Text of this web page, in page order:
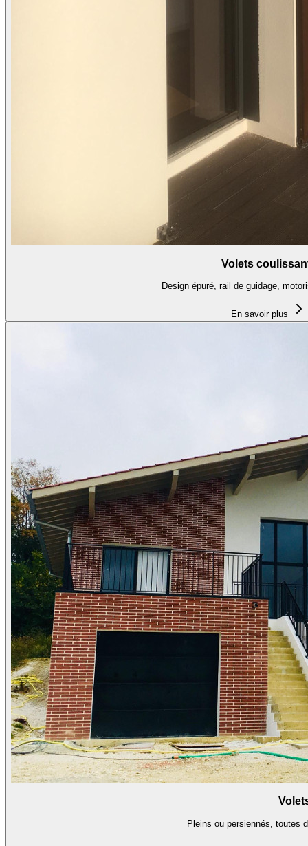
Volets
Design épuré, rail de guidage,
En savoir plus
Pleins ou persiennés, toutes